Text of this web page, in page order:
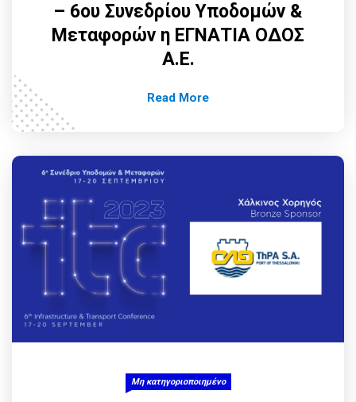
– 6ου Συνεδρίου Υποδομών &
Μεταφορών η ΕΓΝΑΤΙΑ ΟΔΟΣ
Α.Ε.
Read More
Μη κατηγοριοποιημένο